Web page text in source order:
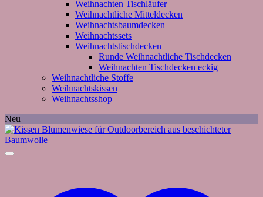
Weihnachten Tischläufer
Weihnachtliche Mitteldecken
Weihnachtsbaumdecken
Weihnachtssets
Weihnachtstischdecken
Runde Weihnachtliche Tischdecken
Weihnachten Tischdecken eckig
Weihnachtliche Stoffe
Weihnachtskissen
Weihnachtsshop
Neu